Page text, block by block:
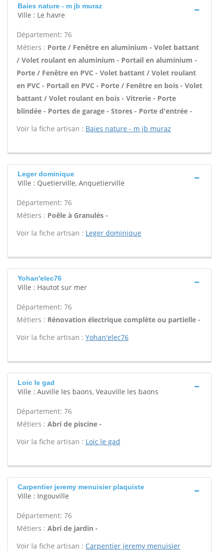
Baies nature - m jb muraz
Ville : Le havre
Département: 76
Métiers : Porte / Fenêtre en aluminium - Volet battant
/ Volet roulant en aluminium - Portail en aluminium -
Porte / Fenêtre en PVC - Volet battant / Volet roulant
en PVC - Portail en PVC - Porte / Fenêtre en bois - Volet
battant / Volet roulant en bois - Vitrerie - Porte
blindée - Portes de garage - Stores - Porte d'entrée -
Voir la fiche artisan : Baies nature - m jb muraz
Leger dominique
Ville : Quetierville, Anquetierville
Département: 76
Métiers : Poêle à Granulés -
Voir la fiche artisan : Leger dominique
Yohan'elec76
Ville : Hautot sur mer
Département: 76
Métiers : Rénovation électrique complète ou partielle -
Voir la fiche artisan : Yohan'elec76
Loic le gad
Ville : Auville les baons, Veauville les baons
Département: 76
Métiers : Abri de piscine -
Voir la fiche artisan : Loic le gad
Carpentier jeremy menuisier plaquiste
Ville : Ingouville
Département: 76
Métiers : Abri de jardin -
Voir la fiche artisan : Carpentier jeremy menuisier